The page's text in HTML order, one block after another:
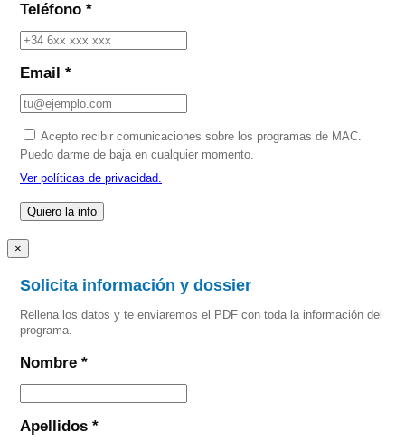
Teléfono *
Email *
Acepto recibir comunicaciones sobre los programas de MAC.
Puedo darme de baja en cualquier momento.
Ver políticas de privacidad.
×
Solicita información y dossier
Rellena los datos y te enviaremos el PDF con toda la información del
programa.
Nombre *
Apellidos *